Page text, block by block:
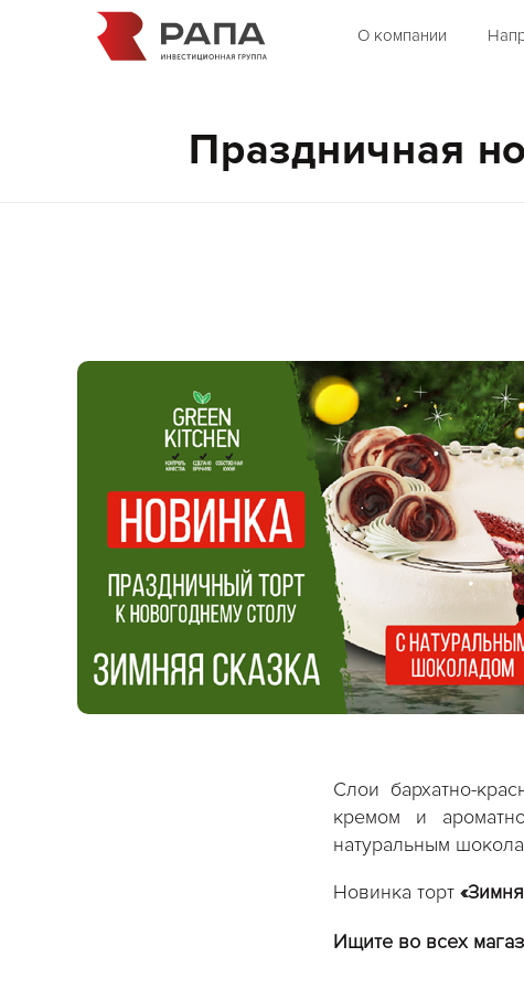
О компании
Праздничная
Слои бархатно-
кремом и
натуральным
Новинка торт
Ищите во всех